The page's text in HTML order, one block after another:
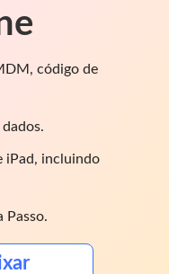
código de
iPad, incluindo
Passo.